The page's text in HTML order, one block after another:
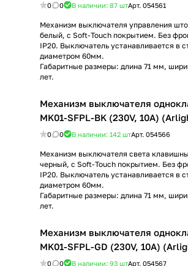
0 0 В наличии: 87 штАрт. 054561
Механизм выключателя управления
белый, с Soft-Touch покрытием. Без
IP20. Выключатель устанавливается в
диаметром 60мм.
Габаритные размеры: длина 71 мм,
лет.
Механизм выключателя
MK01-SFPL-BK (230V, 10A)
0 0 В наличии: 142 штАрт. 054566
Механизм выключателя света
черный, с Soft-Touch покрытием. Без
IP20. Выключатель устанавливается в
диаметром 60мм.
Габаритные размеры: длина 71 мм,
лет.
Механизм выключателя
MK01-SFPL-GD (230V, 10A)
0 0 В наличии: 93 штАрт. 054567